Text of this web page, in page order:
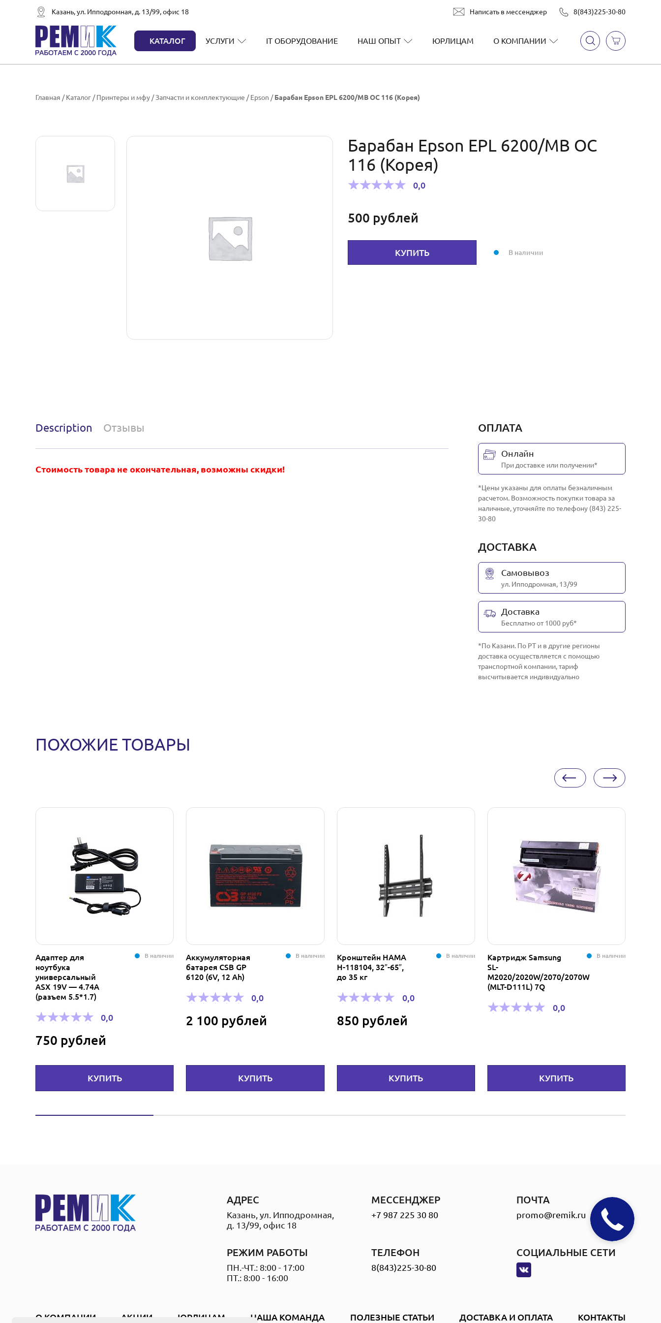
Казань, ул. Ипподромная, д. 13/99, офис 18 Написать в мессенджер 8(843)225-30-80
КАТАЛОГ УСЛУГИ IT ОБОРУДОВАНИЕ НАШ ОПЫТ ЮРЛИЦАМ О КОМПАНИИ
Главная /Каталог /Принтеры и мфу /Запчасти и комплектующие /Epson /Барабан Epson EPL 6200/МВ ОС 116 (Корея)
Барабан Epson EPL 6200/МВ ОС
116 (Корея)
0,0
500 рублей
КУПИТЬ В наличии
Description Отзывы
Стоимость товара не окончательная, возможны скидки!
ОПЛАТА
Онлайн
При доставке или получении*
*Цены указаны для оплаты безналичным
расчетом. Возможность покупки товара за
наличные, уточняйте по телефону (843) 225-
30-80
ДОСТАВКА
Самовывоз
ул. Ипподромная, 13/99
Доставка
Бесплатно от 1000 руб*
*По Казани. По РТ и в другие регионы
доставка осуществляется с помощью
транспортной компании, тариф
высчитывается индивидуально
ПОХОЖИЕ ТОВАРЫ
Адаптер для
ноутбука
универсальный
ASX 19V — 4.74A
(разъем 5.5*1.7)
В наличии
0,0
750 рублей
КУПИТЬ
Аккумуляторная
батарея CSB GP
6120 (6V, 12 Ah)
В наличии
0,0
2 100 рублей
КУПИТЬ
Кронштейн HAMA
H-118104, 32″-65″,
до 35 кг
В наличии
0,0
850 рублей
КУПИТЬ
Картридж Samsung
SL-
M2020/2020W/2070/2070W
(MLT-D111L) 7Q
В наличии
0,0
КУПИТЬ
АДРЕС
Казань, ул. Ипподромная,
д. 13/99, офис 18
МЕССЕНДЖЕР
+7 987 225 30 80
ПОЧТА
promo@remik.ru
РЕЖИМ РАБОТЫ
ПН.-ЧТ.: 8:00 - 17:00
ПТ.: 8:00 - 16:00
ТЕЛЕФОН
8(843)225-30-80
СОЦИАЛЬНЫЕ СЕТИ
О КОМПАНИИ АКЦИИ ЮРЛИЦАМ НАША КОМАНДА ПОЛЕЗНЫЕ СТАТЬИ ДОСТАВКА И ОПЛАТА КОНТАКТЫ